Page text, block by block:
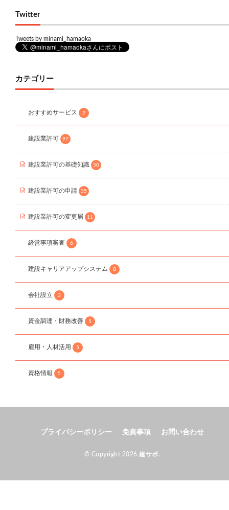
Twitter
Tweets by minami_hamaoka
カテゴリー
おすすめサービス 2
建設業許可 97
建設業許可の基礎知識 50
建設業許可の申請 35
建設業許可の変更届 11
経営事項審査 6
建設キャリアアップシステム 8
会社設立 3
資金調達・財務改善 5
雇用・人材活用 5
資格情報 5
プライバシーポリシー 免責事項 お問い合わせ
© Copyright 2026 建サポ.